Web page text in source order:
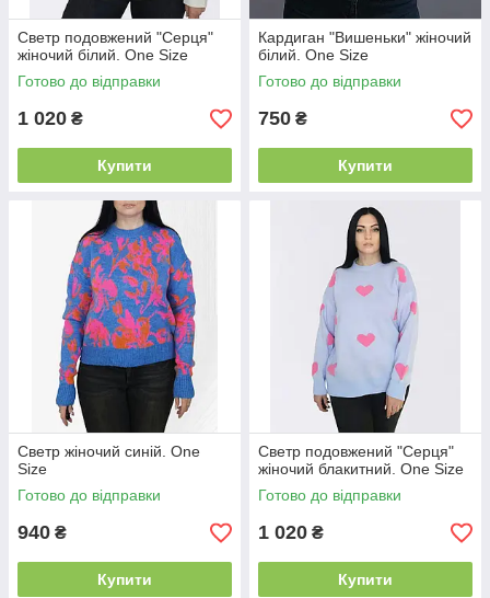
Светр подовжений "Серця"
жіночий білий. One Size
Готово до відправки
1 020 ₴
Купити
Кардиган "Вишеньки" жіночий
білий. One Size
Готово до відправки
750 ₴
Купити
Светр жіночий синій. One
Size
Готово до відправки
940 ₴
Купити
Светр подовжений "Серця"
жіночий блакитний. One Size
Готово до відправки
1 020 ₴
Купити